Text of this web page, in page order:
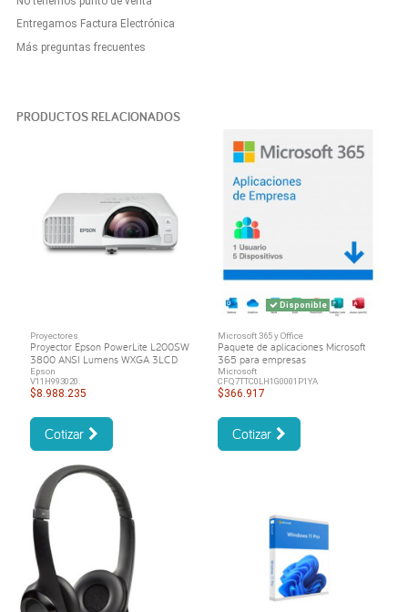
Entregamos Factura Electrónica
Más preguntas frecuentes
PRODUCTOS RELACIONADOS
Proyectores
Proyector Epson PowerLite L200SW
3800 ANSI Lumens WXGA 3LCD
Epson
V11H993020.
$8.988.235
Cotizar
Disponible
Microsoft 365 y Office
Paquete de aplicaciones Microsoft
365 para empresas
Microsoft
CFQ7TTC0LH1G0001P1YA
$366.917
Cotizar